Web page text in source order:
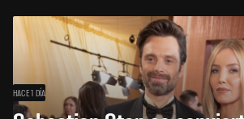
HACE 1 DÍA